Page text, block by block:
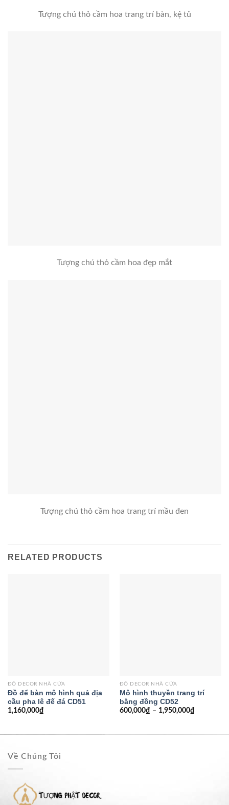
Tượng chú thỏ cầm hoa trang trí bàn, kệ tủ
Tượng chú thỏ cầm hoa đẹp mắt
Tượng chú thỏ cầm hoa trang trí mầu đen
RELATED PRODUCTS
ĐỒ DECOR NHÀ CỬA
Đồ để bàn mô hình quả địa
cầu pha lê đế đá CD51
1,160,000₫
ĐỒ DECOR NHÀ CỬA
Mô hình thuyền trang trí
bằng đồng CD52
600,000₫ – 1,950,000₫
Về Chúng Tôi